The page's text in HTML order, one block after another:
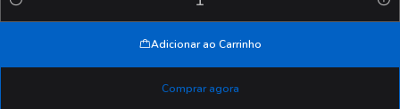
Quantidade
Adicionar ao Carrinho
Comprar agora